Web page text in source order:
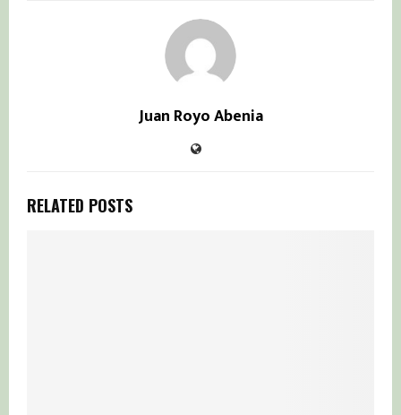
Juan Royo Abenia
RELATED POSTS